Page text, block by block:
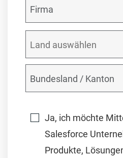
Ja, ich möchte
Salesforce
Produkte,